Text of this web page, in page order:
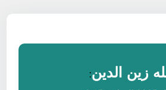
زين الدين: